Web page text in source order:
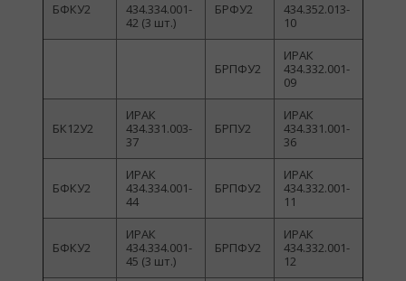
БФКУ2
434.334.001-
42 (3 шт.)
БРФУ2
434.352.013-
10
БРПФУ2
ИРАК
434.332.001-
09
БК12У2
ИРАК
434.331.003-
37
БРПУ2
ИРАК
434.331.001-
36
БФКУ2
ИРАК
434.334.001-
44
БРПФУ2
ИРАК
434.332.001-
11
БФКУ2
ИРАК
434.334.001-
45 (3 шт.)
БРПФУ2
ИРАК
434.332.001-
12